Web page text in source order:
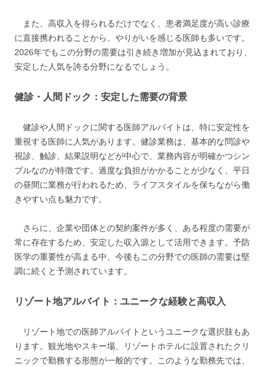
また、高収入を得られるだけでなく、患者満足度が高い診療
に直接携われることから、やりがいを感じる医師も多いです。
2026年でもこの分野の需要は引き続き増加が見込まれており、
安定した人気を誇る分野になるでしょう。
健診・人間ドック：安定した需要の背景
健診や人間ドックに関する医師アルバイトは、特に安定性を
重視する医師に人気があります。健診業務は、基本的な問診や
視診、触診、結果説明などが中心で、業務内容が明確かつシン
プルなのが特徴です。過度な負担がかかることが少なく、平日
の昼間に業務が行われるため、ライフスタイルを保ちながら働
きやすい点も魅力です。
さらに、企業や団体との契約案件が多く、ある程度の需要が
常に存在するため、安定した収入源として活用できます。予防
医学の重要性が高まる中、今後もこの分野での医師の需要は堅
調に続くと予測されています。
リゾート地アルバイト：ユニークな経験と高収入
リゾート地での医師アルバイトというユニークな選択肢もあ
ります。観光地やスキー場、リゾートホテルに設置されたクリ
ニックで勤務する形態が一般的です。このような勤務先では、